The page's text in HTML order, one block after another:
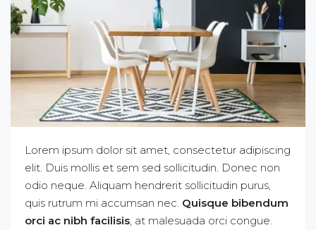
Lorem ipsum dolor sit amet, consectetur adipiscing
elit. Duis mollis et sem sed sollicitudin. Donec non
odio neque. Aliquam hendrerit sollicitudin purus,
quis rutrum mi accumsan nec. Quisque bibendum
orci ac nibh facilisis , at malesuada orci congue.